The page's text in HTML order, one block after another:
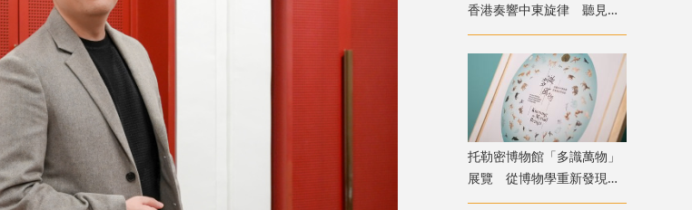
香港奏響中東旋律 聽見音
樂裡的人情溫度
托勒密博物館「多識萬物」
展覽 從博物學重新發現自
然